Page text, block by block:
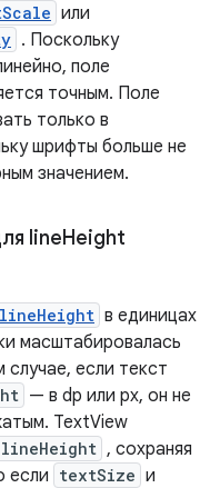
или
. Поскольку
поле
точным. Поле
только в
шрифты больше не
значением.
lineHeight
в единицах
масштабировалась
если текст
— в dp или px, он не
TextView
lineHeight , сохраняя
если textSize и